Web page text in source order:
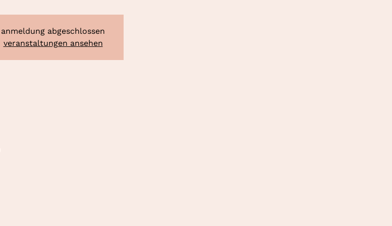
anmeldung abgeschlossen
veranstaltungen ansehen